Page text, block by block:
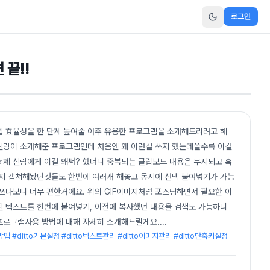
로그인
끝!!
율성을 한 단계 높여줄 아주 유용한 프로그램을 소개해드리려고 해
이 소개해준 프로그램인데 처음엔 왜 이런걸 쓰지 했는데쓸수록 이걸
신랑에게 이걸 왜써? 했더니 중복되는 클립보드 내용은 무시되고 혹
캡쳐해놨던것들도 한번에 여러개 해놓고 동시에 선택 붙여넣기가 가능
보니 너무 편한거에요. 위의 GIF이미지처럼 포스팅하면서 필요한 이
스트를 한번에 붙여넣기, 이전에 복사했던 내용을 검색도 가능하니
그램사용 방법에 대해 자세히 소개해드릴게요....
#ditto기본설정 #ditto텍스트관리 #ditto이미지관리 #ditto단축키설정